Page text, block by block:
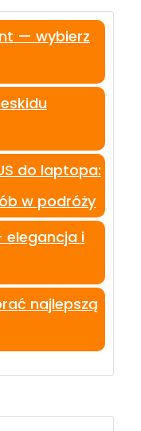
— wybierz
do laptopa:
w podróży
elegancja i
najlepszą